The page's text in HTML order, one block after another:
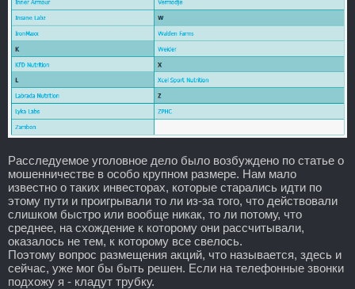
Расследуемое уголовное дело было возбуждено по статье о
мошенничестве в особо крупном размере. Нам мало
известно о таких инвесторах, которые старались идти по
этому пути и проигрывали то ли из-за того, что действовали
слишком быстро или вообще никак, то ли потому, что
среднее, на схождение к которому они рассчитывали,
оказалось не тем, к которому все свелось.
Поэтому вопрос размещения акций, что называется, здесь и
сейчас, уже мог бы быть решен. Если на телефонные звонки
подхожу я - кладут трубку.